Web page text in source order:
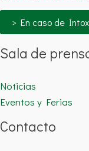
> En caso de
Sala de
Noticias
Eventos y Ferias
Contacto